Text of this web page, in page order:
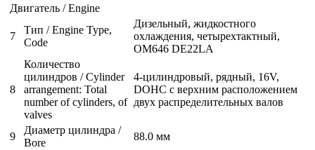
Двигатель / Engine
7
Тип / Engine Type,
Code
Дизельный, жидкостного
охлаждения, четырехтактный,
OM646 DE22LA
8
Количество
цилиндров / Cylinder
arrangement: Total
number of cylinders, of
valves
4-цилиндровый, рядный, 16V,
DOHC с верхним расположением
двух распределительных валов
9
Диаметр цилиндра /
Bore
88.0 мм